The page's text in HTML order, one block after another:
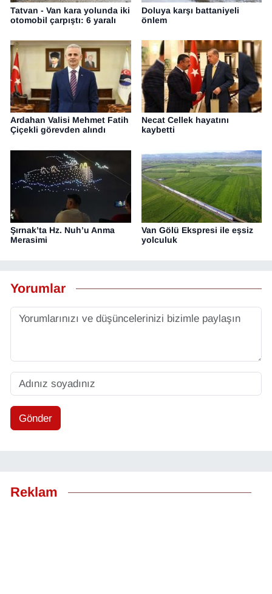
Tatvan - Van kara yolunda iki
otomobil çarpıştı: 6 yaralı
Doluya karşı battaniyeli
önlem
Ardahan Valisi Mehmet Fatih
Çiçekli görevden alındı
Necat Cellek hayatını
kaybetti
Şırnak’ta Hz. Nuh’u Anma
Merasimi
Van Gölü Ekspresi ile eşsiz
yolculuk
Yorumlar
Gönder
Reklam